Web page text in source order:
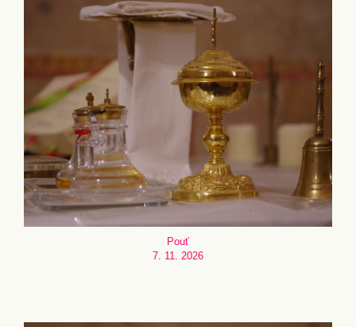
Pouť
7. 11. 2026